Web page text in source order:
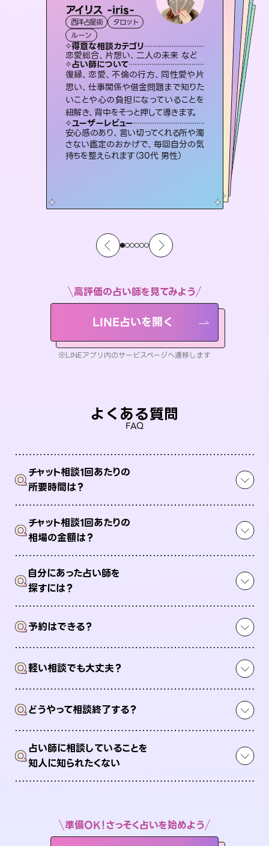
アイリス -iris-
西洋占星術
タロット
ルーン
得意な相談カテゴリ
恋愛総合、片想い、二人の未来 など
占い師について
復縁、恋愛、不倫の行方、同性愛や片
思い、仕事関係や借金問題まで知りた
いことや心の負担になっていることを
紐解き、背中をそっと押して導きます。
ユーザーレビュー
安心感のあり、言い切ってくれる所や濁
さない鑑定のおかげで、毎回自分の気
持ちを整えられます（30代 男性）
桃源珠羽（とうげんみう）
霊視・オーラ タロット
スピリチュアル・リーディング
得意な相談カテゴリ
片想い、あの人の気持ち、復縁 など
占い師について
恋愛のお悩みの中でも特に「曖昧な関
係」の相談を得意としており、友達以上
恋人未満なお相手との今後や本音を丁
寧に読み解き恋愛成就へと導きます。
ユーザーレビュー
鑑定していただいてアドバイス通りに行
動すると仲が復活してきました。ありが
とうございました（40代 女性）
未来視師＊花
霊視・オーラ
スピリチュアル・リーディング
得意な相談カテゴリ
出逢い、片想い、復縁 など
占い師について
未来には何パターンもの選択肢があり
ます。不安で視えにくくなっているあな
たの素敵な未来を見つけ、その未来を
選択できるようアドバイスします。
ユーザーレビュー
職場の人の性質や人間関係、本心など
本当によく視えていてびっくり。対策が
打てて前向きになれます（40代）
おう 霊感オラクル
霊視・オーラ
オラクルカード
得意な相談カテゴリ
恋愛総合、あの人の気持ち など
占い師について
霊視×オラクルカードを使って「今」と「未来」そして「気になるあの人の気持ち」まで丁寧に読み解き、恋や人生のヒントを優しく引き出します。
ユーザーレビュー
不安な気持ちが嘘みたいに晴れまし
た…！よく視えていらっしゃるんだなと
感じました（40代 女性）
彗望
スピリチュアル・リーディング
得意な相談カテゴリ
片想い、あの人の気持ち、復縁 など
占い師について
3,700年以上の歴史を持つ東洋最古の
占術「易占」で詳細まで占い、幸せへ向
かう道筋を示します。厳しい結果にも具
体的な対策をお伝えします。
ユーザーレビュー
複雑な背景もしっかり聞いて鑑定して
いただけました。気持ちが楽になりまし
た（50代 女性）
セラピスト理恵
霊視・オーラ タロット
スピリチュアル・リーディング
得意な相談カテゴリ
片想い、二人の未来、年の差 など
占い師について
連絡再開、復縁、成就などの報告実績
多数。セラピストとして2万超の施術経
験があるからこそできる鑑定で、より良
い未来をサポートします。
ユーザーレビュー
とても心温まる鑑定でした。しかもこち
らは何も言っていないのに視えていらっ
しゃるんだなと驚きです（30代女性）
高評価の占い師を見てみよう
LINE占いを開く
※LINEアプリ内のサービスページへ遷移します
よくある質問
FAQ
Qチャット相談1回あたりの
所要時間は？
Qチャット相談1回あたりの
相場の金額は？
Q自分にあった占い師を
探すには？
Q予約はできる？
Q軽い相談でも大丈夫？
Qどうやって相談終了する？
Q占い師に相談していることを
知人に知られたくない
準備OK！さっそく占いを始めよう